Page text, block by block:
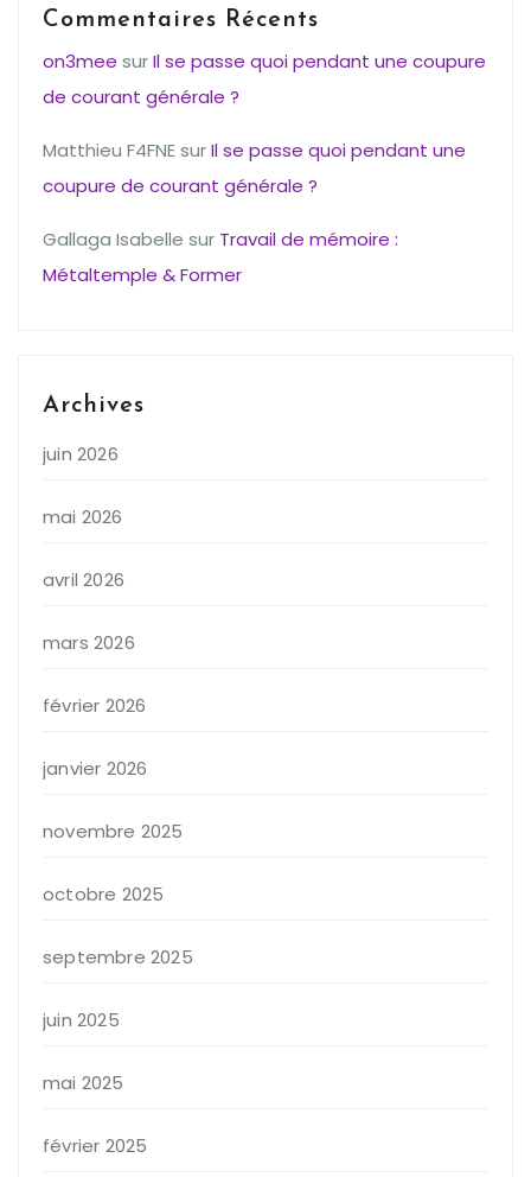
Commentaires Récents
on3mee surIl se passe quoi pendant une coupure
de courant générale ?
Matthieu F4FNEsurIl se passe quoi pendant une
coupure de courant générale ?
Gallaga Isabelle sur Travail de mémoire :
Métaltemple & Former
Archives
juin 2026
mai 2026
avril 2026
mars 2026
février 2026
janvier 2026
novembre 2025
octobre 2025
septembre 2025
juin 2025
mai 2025
février 2025